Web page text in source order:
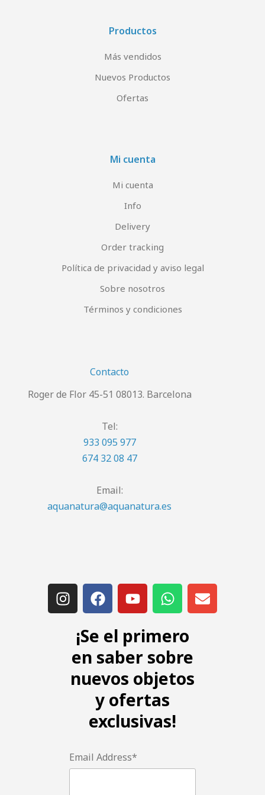
Productos
Más vendidos
Nuevos Productos
Ofertas
Mi cuenta
Mi cuenta
Info
Delivery
Order tracking
Política de privacidad y aviso legal
Sobre nosotros
Términos y condiciones
Contacto
Roger de Flor 45-51 08013. Barcelona
Tel:
933 095 977
674 32 08 47
Email:
aquanatura@aquanatura.es
¡Se el primero
en saber sobre
nuevos objetos
y ofertas
exclusivas!
Email Address*